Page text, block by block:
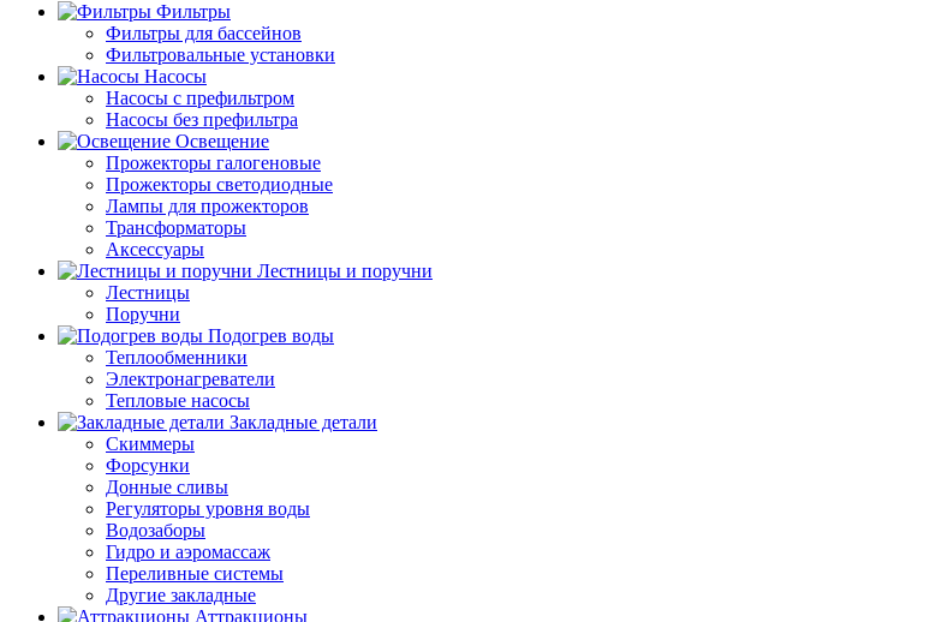
Фильтры
Фильтры для бассейнов
Фильтровальные установки
Насосы
Насосы с префильтром
Насосы без префильтра
Освещение
Прожекторы галогеновые
Прожекторы светодиодные
Лампы для прожекторов
Трансформаторы
Аксессуары
Лестницы и поручни
Лестницы
Поручни
Подогрев воды
Теплообменники
Электронагреватели
Тепловые насосы
Закладные детали
Скиммеры
Форсунки
Донные сливы
Регуляторы уровня воды
Водозаборы
Гидро и аэромассаж
Переливные системы
Другие закладные
Аттракционы